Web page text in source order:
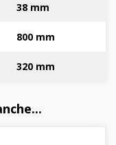
38 mm
800 mm
320 mm